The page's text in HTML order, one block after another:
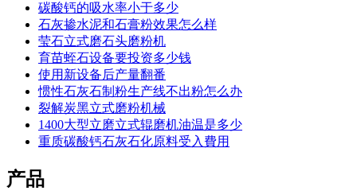
碳酸钙的吸水率小于多少
石灰掺水泥和石膏粉效果怎么样
莹石立式磨石头磨粉机
育苗蛭石设备要投资多少钱
使用新设备后产量翻番
惯性石灰石制粉生产线不出粉怎么办
裂解炭黑立式磨粉机械
1400大型立磨立式辊磨机油温是多少
重质碳酸钙石灰石化原料受入費用
产品